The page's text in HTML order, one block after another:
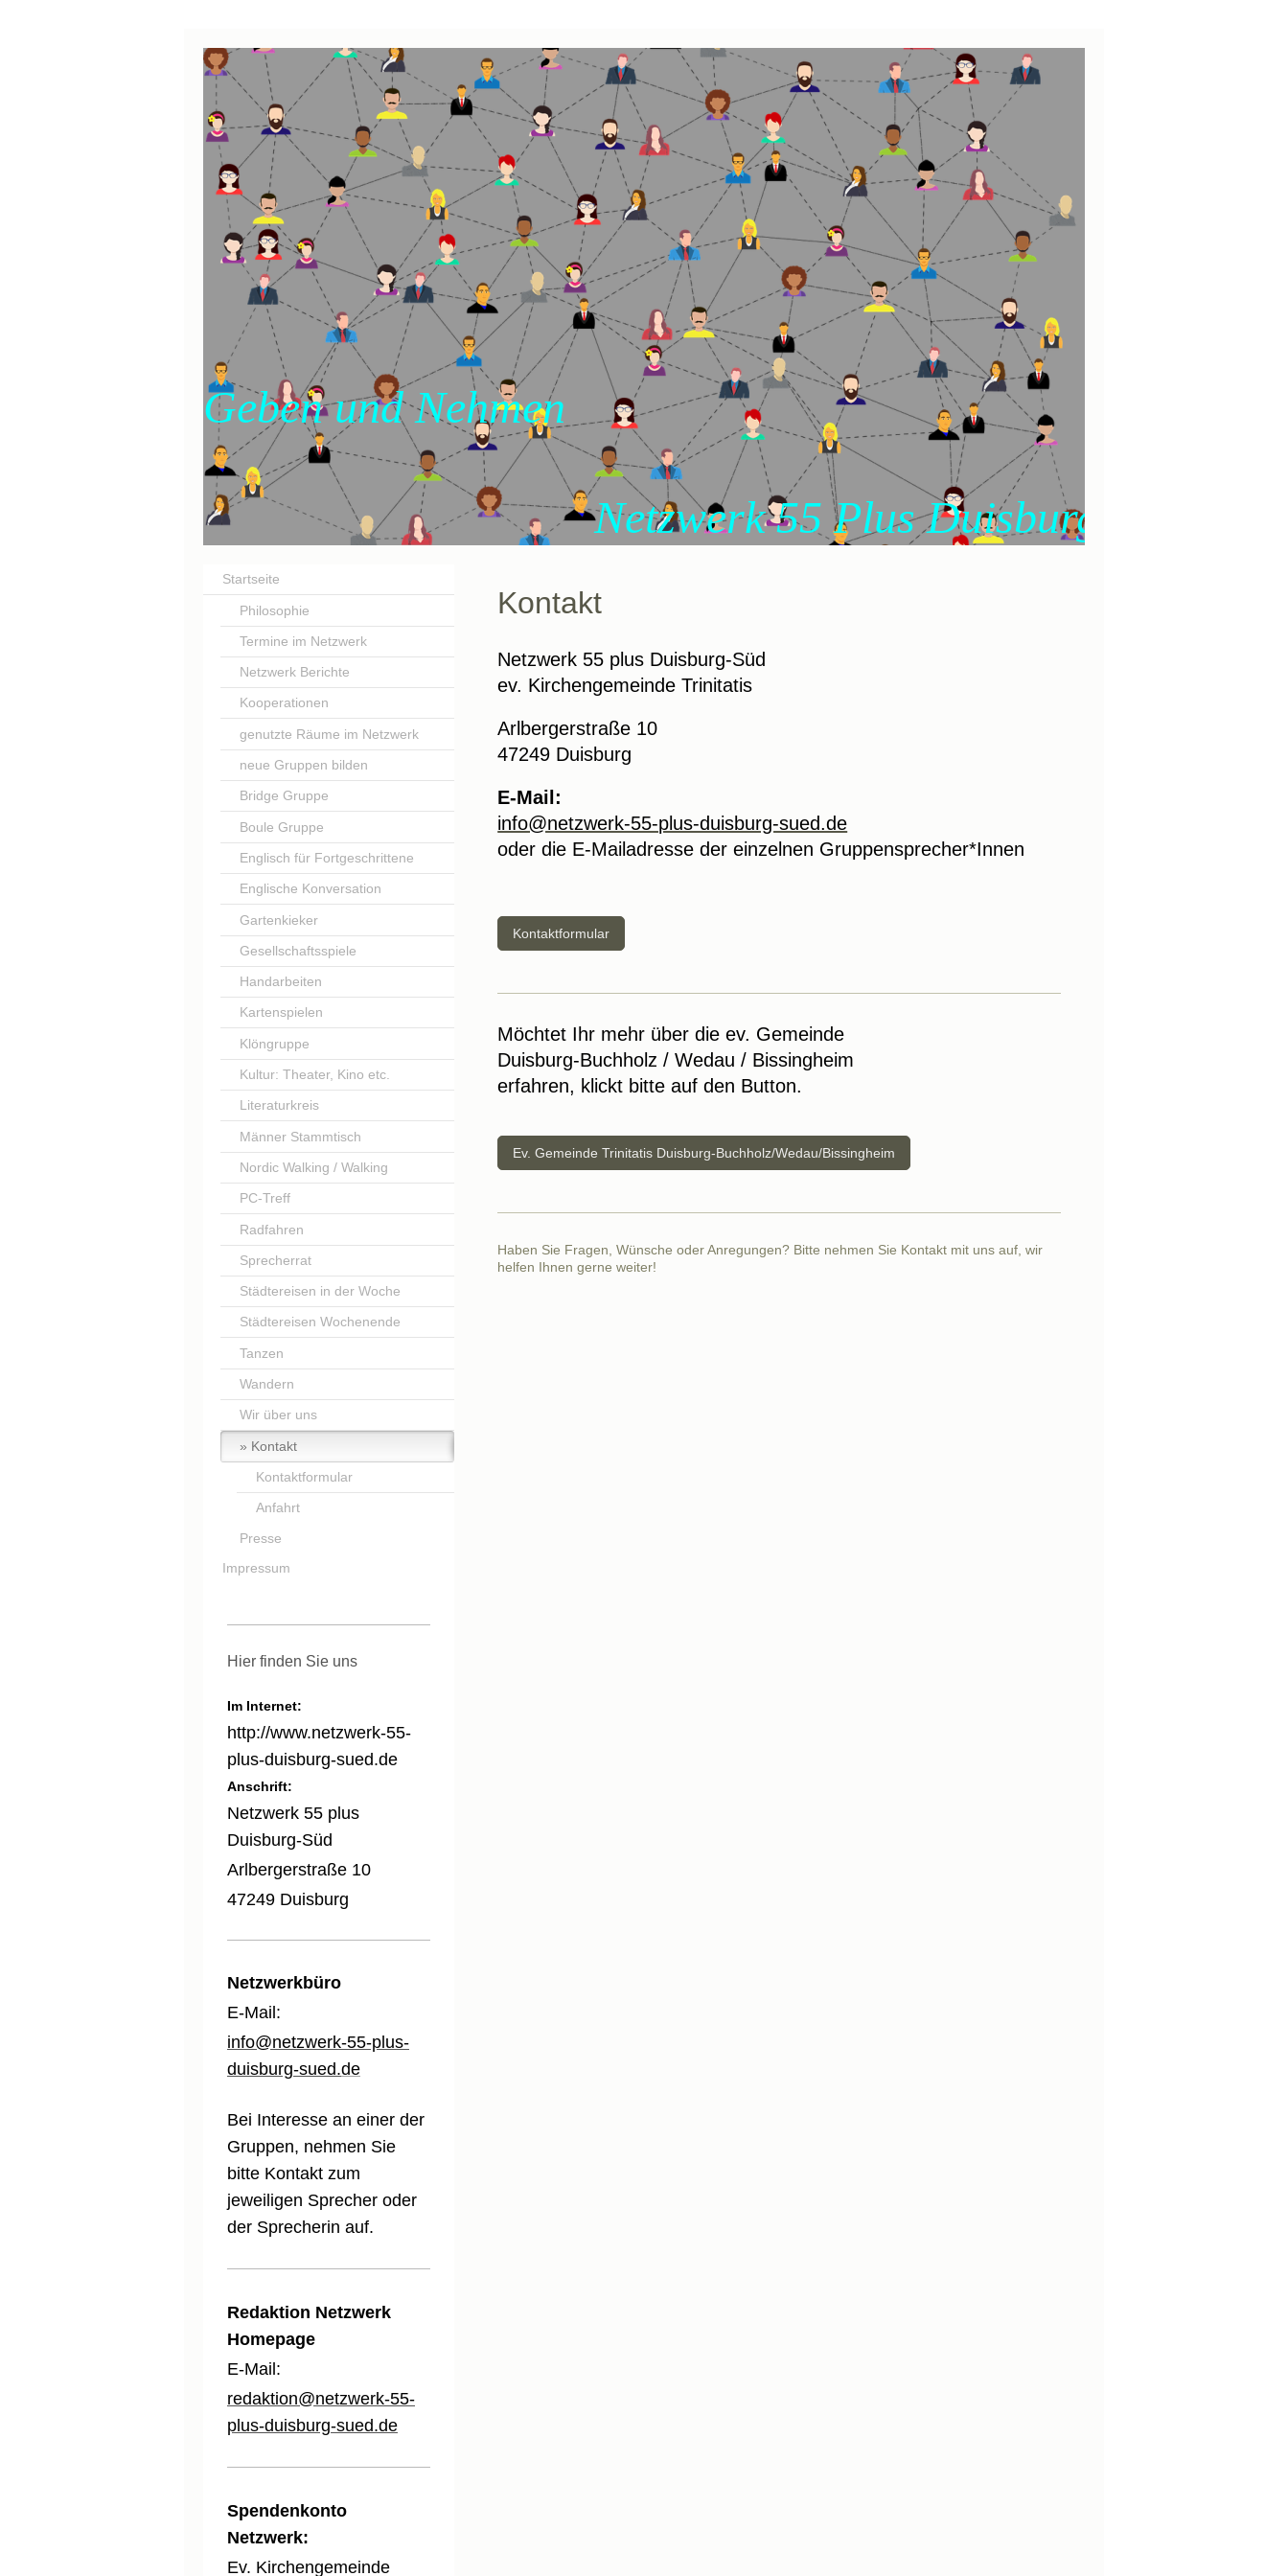
Geben und Nehmen
Netzwerk 55 Plus Duisburg Süd
Kontakt
Netzwerk 55 plus Duisburg-Süd
ev. Kirchengemeinde Trinitatis
Arlbergerstraße 10
47249 Duisburg
E-Mail:
info@netzwerk-55-plus-duisburg-sued.de
oder die E-Mailadresse der einzelnen Gruppensprecher*Innen
Kontaktformular
Möchtet Ihr mehr über die ev. Gemeinde
Duisburg-Buchholz / Wedau / Bissingheim
erfahren, klickt bitte auf den Button.
Ev. Gemeinde Trinitatis Duisburg-Buchholz/Wedau/Bissingheim
Haben Sie Fragen, Wünsche oder Anregungen? Bitte nehmen Sie Kontakt mit uns auf, wir
helfen Ihnen gerne weiter!
Startseite
Philosophie
Termine im Netzwerk
Netzwerk Berichte
Kooperationen
genutzte Räume im Netzwerk
neue Gruppen bilden
Bridge Gruppe
Boule Gruppe
Englisch für Fortgeschrittene
Englische Konversation
Gartenkieker
Gesellschaftsspiele
Handarbeiten
Kartenspielen
Klöngruppe
Kultur: Theater, Kino etc.
Literaturkreis
Männer Stammtisch
Nordic Walking / Walking
PC-Treff
Radfahren
Sprecherrat
Städtereisen in der Woche
Städtereisen Wochenende
Tanzen
Wandern
Wir über uns
Kontakt
Kontaktformular
Anfahrt
Presse
Impressum
Hier finden Sie uns
Im Internet:
http://www.netzwerk-55-
plus-duisburg-sued.de
Anschrift:
Netzwerk 55 plus
Duisburg-Süd
Arlbergerstraße 10
47249 Duisburg
Netzwerkbüro
E-Mail:
info@netzwerk-55-plus-
duisburg-sued.de
Bei Interesse an einer der
Gruppen, nehmen Sie
bitte Kontakt zum
jeweiligen Sprecher oder
der Sprecherin auf.
Redaktion Netzwerk
Homepage
E-Mail:
redaktion@netzwerk-55-
plus-duisburg-sued.de
Spendenkonto
Netzwerk:
Ev. Kirchengemeinde